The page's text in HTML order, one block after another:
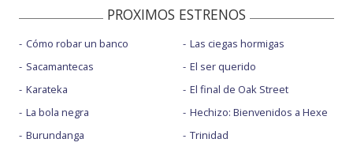
PROXIMOS ESTRENOS
Cómo robar un banco
Sacamantecas
Karateka
La bola negra
Burundanga
Las ciegas hormigas
El ser querido
El final de Oak Street
Hechizo: Bienvenidos a Hexe
Trinidad